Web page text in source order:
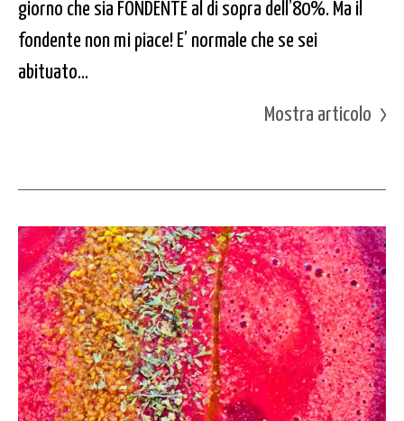
giorno che sia FONDENTE al di sopra dell’80%. Ma il
fondente non mi piace! E’ normale che se sei
abituato...
Mostra articolo